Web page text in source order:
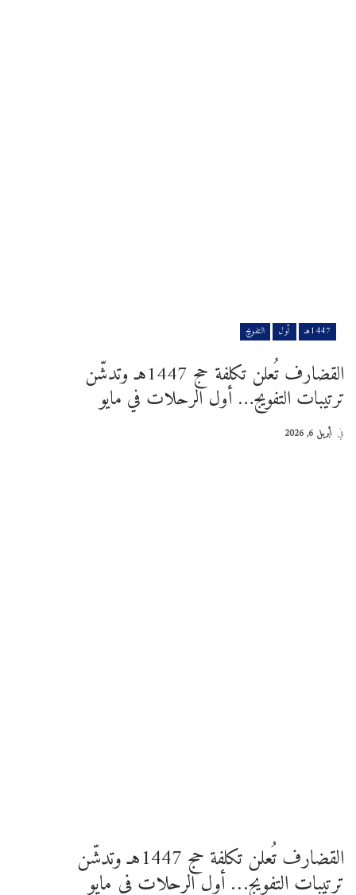
1447هـ أول التفويج
القضارف تُعلن تكلفة حج 1447هـ وتدشّن
ترتيبات التفويج… أول الرحلات في مايو
في أبريل 6, 2026
القضارف تُعلن تكلفة حج 1447هـ وتدشّن
ترتيبات التفويج… أول الرحلات في مايو